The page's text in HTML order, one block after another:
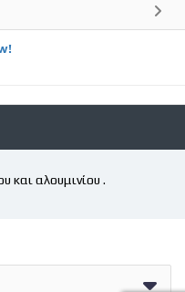
και αλουμινίου .